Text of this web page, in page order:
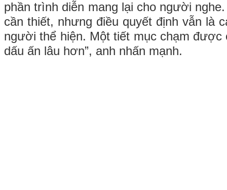
phần trình diễn mang lại cho người
cần thiết, nhưng điều quyết định vẫn là
người thể hiện. Một tiết mục chạm được
dấu ấn lâu hơn”, anh nhấn mạnh.